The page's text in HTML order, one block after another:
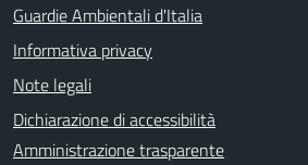
Guardie Ambientali d'Italia
Informativa privacy
Note legali
Dichiarazione di accessibilità
Amministrazione trasparente